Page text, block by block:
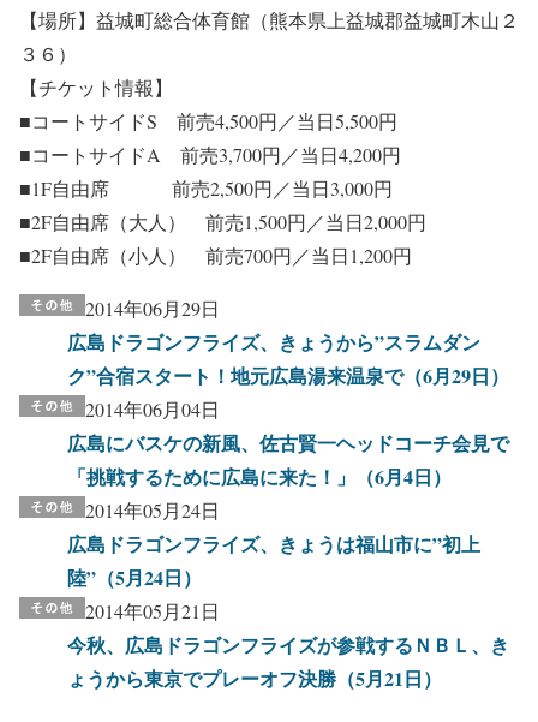
【場所】益城町総合体育館（熊本県上益城郡益城町木山２
３６）
【チケット情報】
■コートサイドS 前売4,500円／当日5,500円
■コートサイドA 前売3,700円／当日4,200円
■1F自由席 前売2,500円／当日3,000円
■2F自由席（大人） 前売1,500円／当日2,000円
■2F自由席（小人） 前売700円／当日1,200円
2014年06月29日
広島ドラゴンフライズ、きょうから”スラムダン
ク”合宿スタート！地元広島湯来温泉で（6月29日）
2014年06月04日
広島にバスケの新風、佐古賢一ヘッドコーチ会見で
「挑戦するために広島に来た！」（6月4日）
2014年05月24日
広島ドラゴンフライズ、きょうは福山市に”初上
陸”（5月24日）
2014年05月21日
今秋、広島ドラゴンフライズが参戦するＮＢＬ、き
ょうから東京でプレーオフ決勝（5月21日）